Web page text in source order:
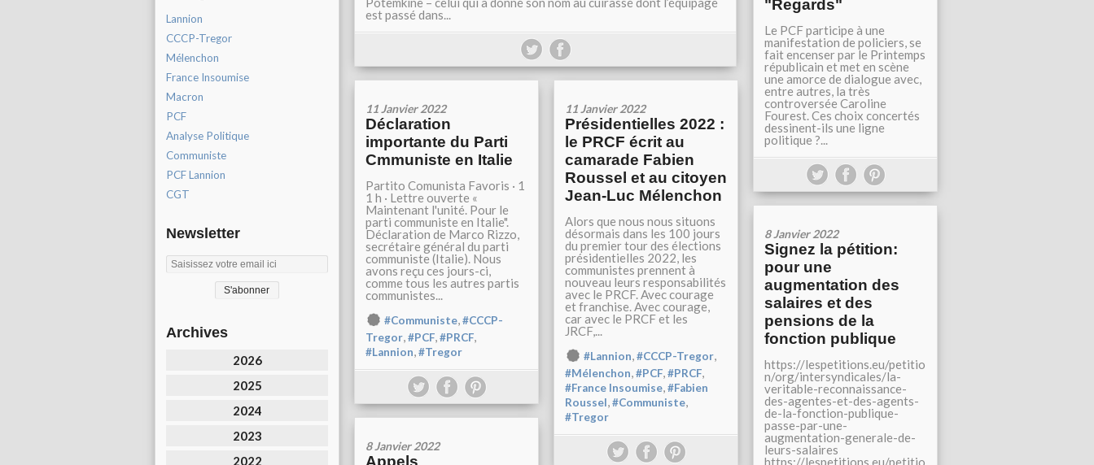
Lannion
CCCP-Tregor
Mélenchon
France Insoumise
Macron
PCF
Analyse Politique
Communiste
PCF Lannion
CGT
Newsletter
Archives
2026
2025
2024
2023
2022
est passé dans...
"Regards"
Le PCF participe à une
manifestation de policiers, se
fait encenser par le Printemps
républicain et met en scène
une amorce de dialogue avec,
entre autres, la très
controversée Caroline
Fourest. Ces choix concertés
dessinent-ils une ligne
politique ?...
11 Janvier 2022
Déclaration
importante du Parti
Cmmuniste en Italie
Partito Comunista Favoris · 1
1 h · Lettre ouverte «
Maintenant l'unité. Pour le
parti communiste en Italie".
Déclaration de Marco Rizzo,
secrétaire général du parti
communiste (Italie). Nous
avons reçu ces jours-ci,
comme tous les autres partis
communistes...
#Communiste,#CCCP-
Tregor,#PCF,#PRCF,
#Lannion,#Tregor
11 Janvier 2022
Présidentielles 2022 :
le PRCF écrit au
camarade Fabien
Roussel et au citoyen
Jean-Luc Mélenchon
Alors que nous nous situons
désormais dans les 100 jours
du premier tour des élections
présidentielles 2022, les
communistes prennent à
nouveau leurs responsabilités
avec le PRCF. Avec courage
et franchise. Avec courage,
car avec le PRCF et les
JRCF,...
#Lannion,#CCCP-Tregor,
#Mélenchon,#PCF,#PRCF,
#France Insoumise,#Fabien
Roussel,#Communiste,
#Tregor
8 Janvier 2022
Signez la pétition:
pour une
augmentation des
salaires et des
pensions de la
fonction publique
https://lespetitions.eu/petitio
n/org/intersyndicales/la-
veritable-reconnaissance-
des-agentes-et-des-agents-
de-la-fonction-publique-
passe-par-une-
augmentation-generale-de-
leurs-salaires
https://lespetitions.eu/petitio
8 Janvier 2022
Appels